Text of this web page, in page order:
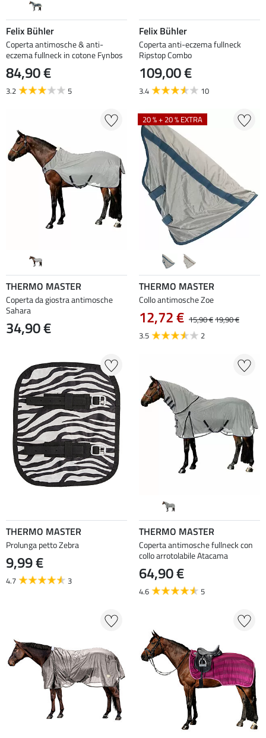
Felix Bühler
Coperta antimosche & anti-
eczema fullneck in cotone Fynbos
84,90 €
3.2 5
Felix Bühler
Coperta anti-eczema fullneck
Ripstop Combo
109,00 €
3.4 10
THERMO MASTER
Coperta da giostra antimosche
Sahara
34,90 €
20 % + 20 % EXTRA
THERMO MASTER
Collo antimosche Zoe
12,72 € 15,90 €19,90 €
3.5
2
THERMO MASTER
Prolunga petto Zebra
9,99 €
4.7 3
THERMO MASTER
Coperta antimosche fullneck con
collo arrotolabile Atacama
64,90 €
4.6 5